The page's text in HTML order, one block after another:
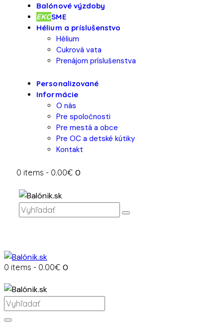
Balónové výzdoby
EKOSME
Hélium a príslušenstvo
Hélium
Cukrová vata
Prenájom príslušenstva
Personalizované
Informácie
O nás
Pre spoločnosti
Pre mestá a obce
Pre OC a detské kútiky
Kontakt
0 items - 0.00€ 0
0 items - 0.00€ 0